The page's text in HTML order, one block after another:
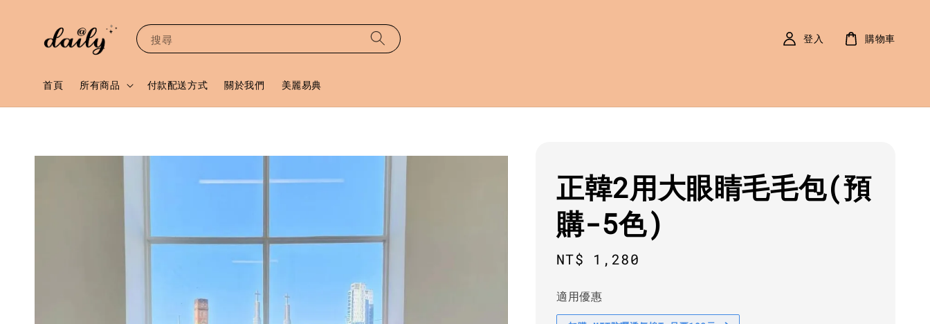
搜尋
首頁 所有商品 付款配送方式 關於我們 美麗易典
登入 購物車
正韓2用大眼睛毛毛包(預
購-5色)
Regular
NT$ 1,280
適用優惠